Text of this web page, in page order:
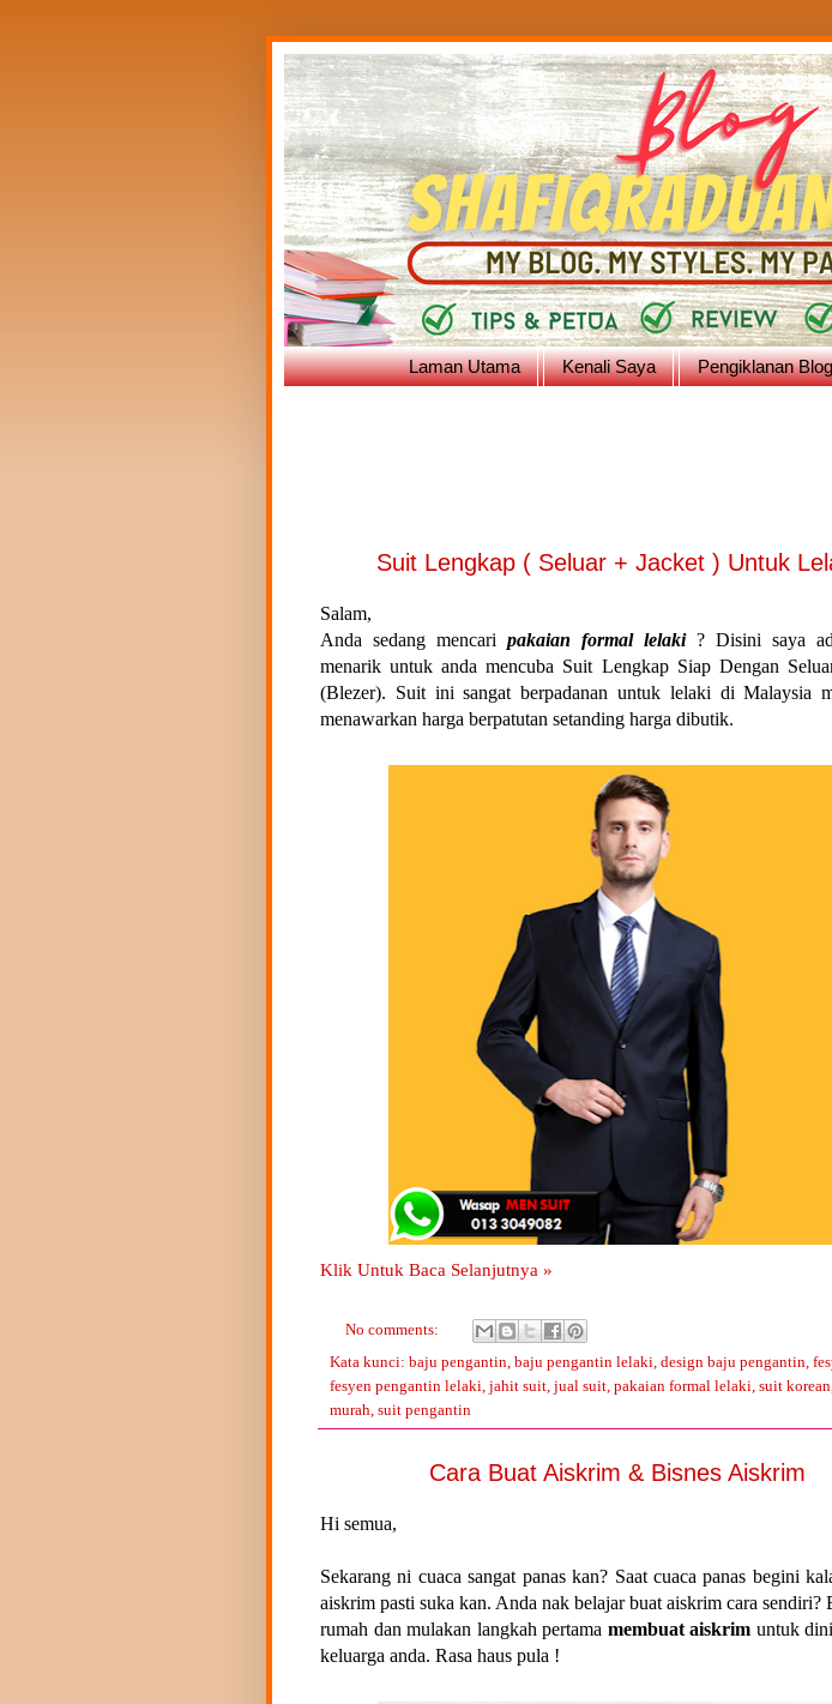
Laman Utama Kenali Saya Pengiklanan Blog
Suit Lengkap ( Seluar + Jacket ) Untuk
Salam,
Anda sedang mencari pakaian formal lelaki? Disini saya
menarik untuk anda mencuba Suit Lengkap Siap Dengan
(Blezer). Suit ini sangat berpadanan untuk lelaki di Malaysia
menawarkan harga berpatutan setanding harga dibutik.
Klik Untuk Baca Selanjutnya »
No comments:
Kata kunci: baju pengantin, baju pengantin lelaki, design baju pengantin,
fesyen pengantin lelaki, jahit suit, jual suit, pakaian formal lelaki, suit korean
murah, suit pengantin
Cara Buat Aiskrim & Bisnes Aiskrim
Hi semua,
Sekarang ni cuaca sangat panas kan? Saat cuaca panas begini
aiskrim pasti suka kan. Anda nak belajar buat aiskrim cara sendiri?
rumah dan mulakan langkah pertama membuat aiskrim untuk
keluarga anda. Rasa haus pula !